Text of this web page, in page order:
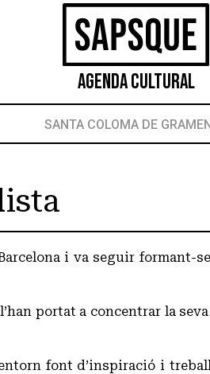
Agenda Cultural
SANTA COLOMA DE
i va seguir formant-
portat a concentrar la
font d’inspiració i treball